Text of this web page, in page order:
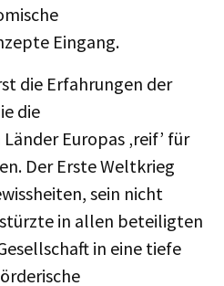
Eingang.
die Erfahrungen der
die
Europas ‚reif’ für
Der Erste Weltkrieg
sein nicht
in allen beteiligten
in eine tiefe